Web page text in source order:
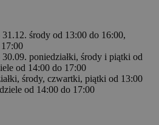
środy od 13:00 do 16:00,
poniedziałki, środy i piątki od
od 14:00 do 17:00
środy, czwartki, piątki od 13:00
od 14:00 do 17:00